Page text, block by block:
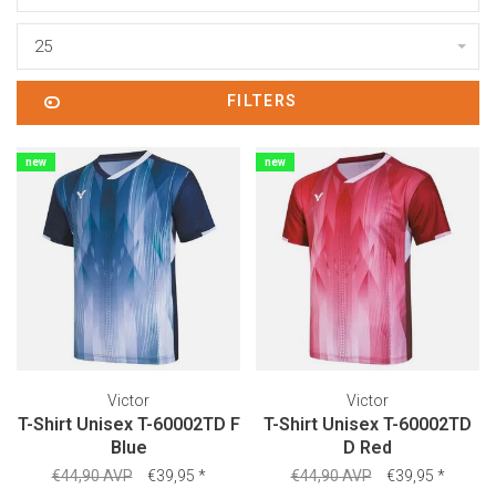
25
FILTERS
new
Victor
T-Shirt Unisex T-60002TD F
Blue
€44,90 AVP €39,95 *
new
Victor
T-Shirt Unisex T-60002TD
D Red
€44,90 AVP €39,95 *